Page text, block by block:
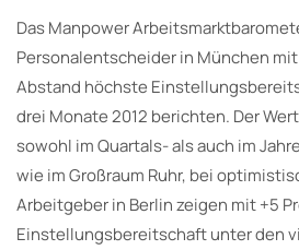
Das Manpower
Personalentscheider in München
Abstand höchste
drei Monate 2012 berichten. Der
sowohl im Quartals- als auch im
wie im Großraum Ruhr, bei
Arbeitgeber in Berlin zeigen mit +5
Einstellungsbereitschaft unter den